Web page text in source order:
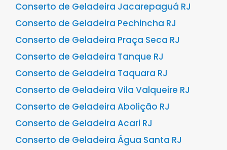
Conserto de Geladeira Jacarepaguá RJ
Conserto de Geladeira Pechincha RJ
Conserto de Geladeira Praça Seca RJ
Conserto de Geladeira Tanque RJ
Conserto de Geladeira Taquara RJ
Conserto de Geladeira Vila Valqueire RJ
Conserto de Geladeira Abolição RJ
Conserto de Geladeira Acari RJ
Conserto de Geladeira Água Santa RJ